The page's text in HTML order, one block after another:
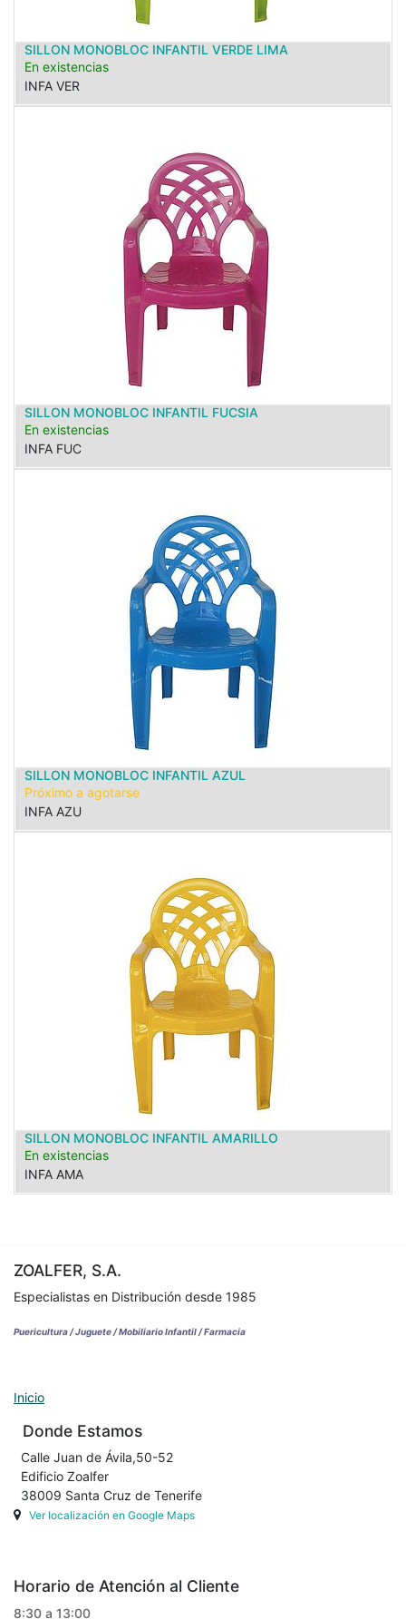
SILLON MONOBLOC INFANTIL VERDE LIMA
En existencias
INFA VER
SILLON MONOBLOC INFANTIL FUCSIA
En existencias
INFA FUC
SILLON MONOBLOC INFANTIL AZUL
Próximo a agotarse
INFA AZU
SILLON MONOBLOC INFANTIL AMARILLO
En existencias
INFA AMA
ZOALFER, S.A.
Especialistas en Distribución desde 1985
Puericultura / Juguete / Mobiliario Infantil / Farmacia
Inicio
Donde Estamos
Calle Juan de Ávila,50-52
Edificio Zoalfer
38009 Santa Cruz de Tenerife
Ver localización en Google Maps
Horario de Atención al Cliente
8:30 a 13:00